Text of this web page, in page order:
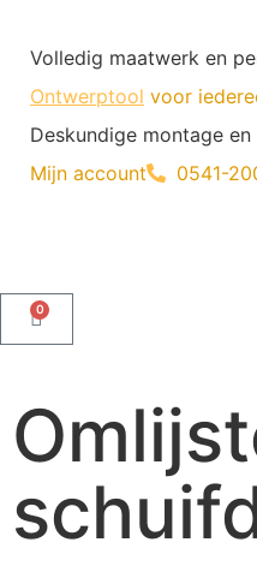
Volledig maatwerk en
Ontwerptool voor
Deskundige montage
Mijn account
0541-
0